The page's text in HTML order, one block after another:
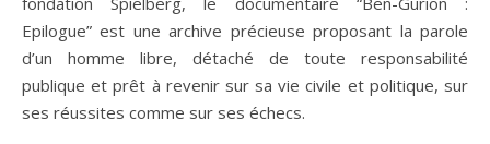
Epilogue” est une archive précieuse proposant la parole
d’un homme libre, détaché de toute responsabilité
publique et prêt à revenir sur sa vie civile et politique, sur
ses réussites comme sur ses échecs.